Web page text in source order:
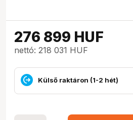
276 899 HUF
nettó: 218 031 HUF
Külső raktáron (1-2 hét)